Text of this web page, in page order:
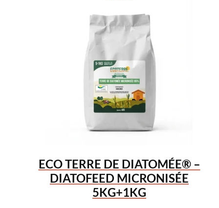
ECO TERRE DE DIATOMÉE® –
DIATOFEED MICRONISÉE
5KG+1KG